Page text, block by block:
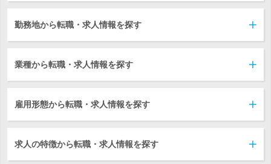
勤務地から転職・求人情報を探す
業種から転職・求人情報を探す
雇用形態から転職・求人情報を探す
求人の特徴から転職・求人情報を探す